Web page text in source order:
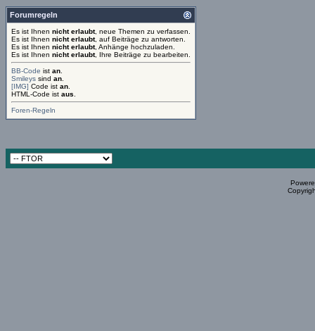
Forumregeln
Es ist Ihnen nicht erlaubt, neue Themen zu verfassen.
Es ist Ihnen nicht erlaubt, auf Beiträge zu antworten.
Es ist Ihnen nicht erlaubt, Anhänge hochzuladen.
Es ist Ihnen nicht erlaubt, Ihre Beiträge zu bearbeiten.
BB-Code ist an
Smileys sind an
[IMG] Code ist an
HTML-Code ist aus
Foren-Regeln